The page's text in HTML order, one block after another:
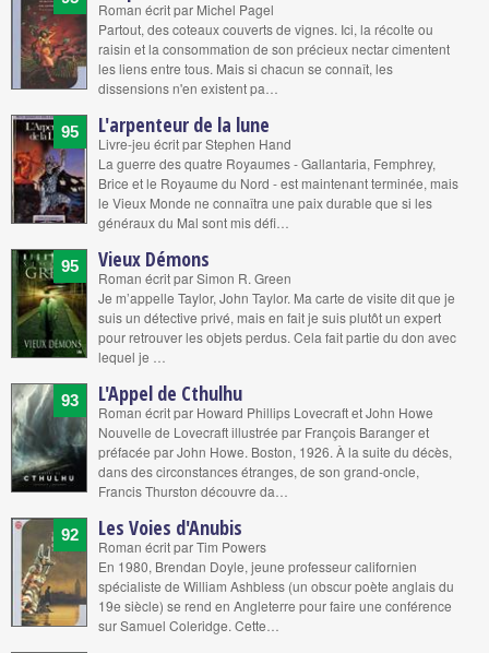
Roman écrit par Michel Pagel
Partout, des coteaux couverts de vignes. Ici, la récolte ou
raisin et la consommation de son précieux nectar cimentent
les liens entre tous. Mais si chacun se connaît, les
dissensions n'en existent pa…
95 L'arpenteur de la lune
Livre-jeu écrit par Stephen Hand
La guerre des quatre Royaumes - Gallantaria, Femphrey,
Brice et le Royaume du Nord - est maintenant terminée, mais
le Vieux Monde ne connaîtra une paix durable que si les
généraux du Mal sont mis défi…
95 Vieux Démons
Roman écrit par Simon R. Green
Je m’appelle Taylor, John Taylor. Ma carte de visite dit que je
suis un détective privé, mais en fait je suis plutôt un expert
pour retrouver les objets perdus. Cela fait partie du don avec
lequel je …
93 L'Appel de Cthulhu
Roman écrit par Howard Phillips Lovecraft et John Howe
Nouvelle de Lovecraft illustrée par François Baranger et
préfacée par John Howe. Boston, 1926. À la suite du décès,
dans des circonstances étranges, de son grand-oncle,
Francis Thurston découvre da…
92 Les Voies d'Anubis
Roman écrit par Tim Powers
En 1980, Brendan Doyle, jeune professeur californien
spécialiste de William Ashbless (un obscur poète anglais du
19e siècle) se rend en Angleterre pour faire une conférence
sur Samuel Coleridge. Cette…